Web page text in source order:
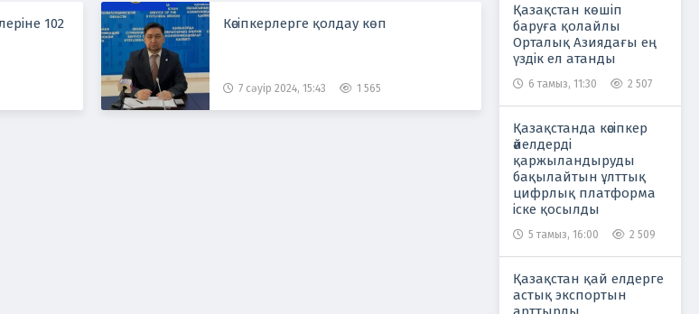
102
Кәсіпкерлерге қолдау көп
7 сәуір 2024, 15:43 1 565
Қазақстан көшіп
баруға қолайлы
Орталық Азиядағы ең
үздік ел атанды
6 тамыз, 11:30 2 507
Қазақстанда кәсіпкер
әйелдерді
қаржыландыруды
бақылайтын ұлттық
цифрлық платформа
іске қосылды
5 тамыз, 16:00 2 509
Қазақстан қай елдерге
астық экспортын